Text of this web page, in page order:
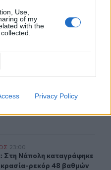
Use,
of my
with the
Privacy Policy
Ο πόλεμος με το Ιράν "θα
Ο πόλεμος με το Ιράν "θα
σύντομα"
Παντρεύονται
χήρες» της Ρωσίας:
χήρες» της Ρωσίας:
στο μέτωπο για
τις «παχυλές»
θερμοκρασία-ρεκόρ
23:00
Στη Νάπολη καταγράφηκε
Στη Νάπολη καταγράφηκε
ρεκόρ 48 βαθμών